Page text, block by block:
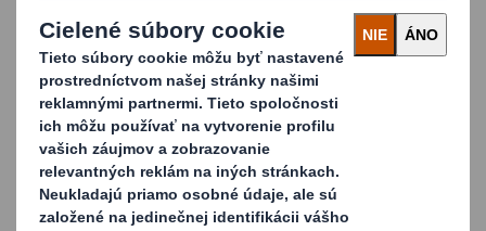
paliet od spoločnosti DS Smith:
Priemysel
Export
POS
Plnenie displejov